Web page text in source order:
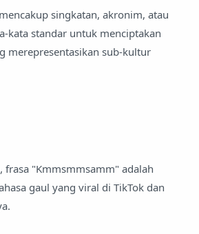
singkatan, akronim, atau
kata standar untuk menciptakan
merepresentasikan sub-kultur
frasa "Kmmsmmsamm" adalah
gaul yang viral di TikTok dan